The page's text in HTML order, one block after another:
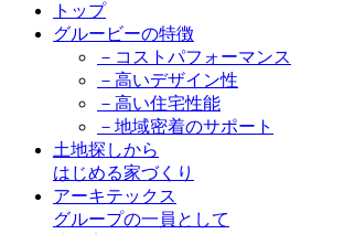
トップ
グルービーの特徴
－コストパフォーマンス
－高いデザイン性
－高い住宅性能
－地域密着のサポート
土地探しから
はじめる家づくり
アーキテックス
グループの一員として